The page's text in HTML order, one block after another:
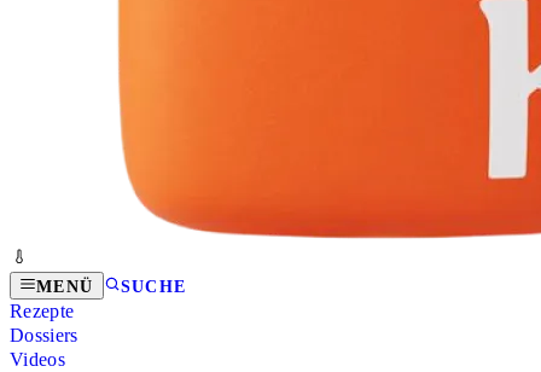
MENÜ SUCHE
Rezepte
Dossiers
Videos